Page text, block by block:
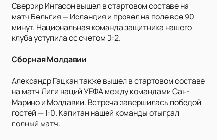
Сверрир Ингасон вышел в стартовом составе на
матч Бельгия — Исландия и провел на поле все 90
минут. Национальная команда защитника нашего
клуба уступила со счетом 0:2.
Сборная Молдавии
Александр Гацкан также вышел в стартовом составе
на матч Лиги наций УЕФА между командами Сан-
Марино и Молдавии. Встреча завершилась победой
гостей — 1:0. Капитан нашей команды отыграл
полный матч.